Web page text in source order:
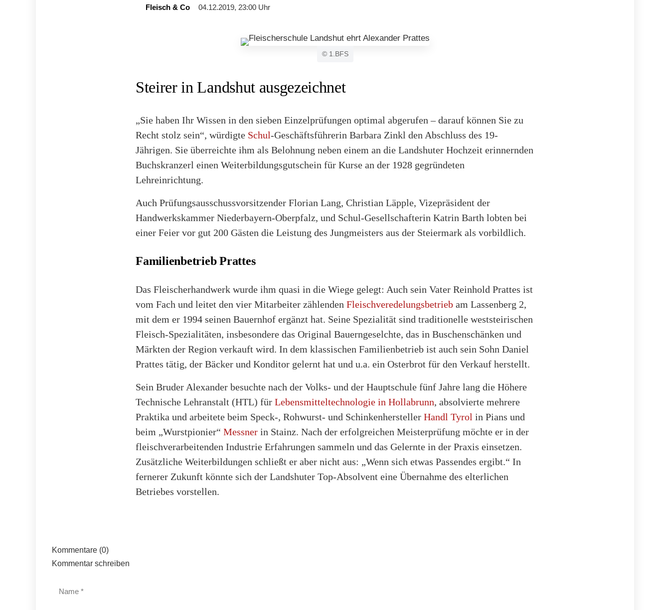
Fleisch & Co 04.12.2019, 23:00 Uhr
© 1.BFS
Steirer in Landshut ausgezeichnet
„Sie haben Ihr Wissen in den sieben Einzelprüfungen optimal abgerufen – darauf können Sie zu
Recht stolz sein“, würdigte Schul-Geschäftsführerin Barbara Zinkl den Abschluss des 19-
Jährigen. Sie überreichte ihm als Belohnung neben einem an die Landshuter Hochzeit erinnernden
Buchskranzerl einen Weiterbildungsgutschein für Kurse an der 1928 gegründeten
Lehreinrichtung.
Auch Prüfungsausschussvorsitzender Florian Lang, Christian Läpple, Vizepräsident der
Handwerkskammer Niederbayern-Oberpfalz, und Schul-Gesellschafterin Katrin Barth lobten bei
einer Feier vor gut 200 Gästen die Leistung des Jungmeisters aus der Steiermark als vorbildlich.
Familienbetrieb Prattes
Das Fleischerhandwerk wurde ihm quasi in die Wiege gelegt: Auch sein Vater Reinhold Prattes ist
vom Fach und leitet den vier Mitarbeiter zählenden Fleischveredelungsbetrieb am Lassenberg 2,
mit dem er 1994 seinen Bauernhof ergänzt hat. Seine Spezialität sind traditionelle weststeirischen
Fleisch-Spezialitäten, insbesondere das Original Bauerngeselchte, das in Buschenschänken und
Märkten der Region verkauft wird. In dem klassischen Familienbetrieb ist auch sein Sohn Daniel
Prattes tätig, der Bäcker und Konditor gelernt hat und u.a. ein Osterbrot für den Verkauf herstellt.
Sein Bruder Alexander besuchte nach der Volks- und der Hauptschule fünf Jahre lang die Höhere
Technische Lehranstalt (HTL) für Lebensmitteltechnologie in Hollabrunn, absolvierte mehrere
Praktika und arbeitete beim Speck-, Rohwurst- und Schinkenhersteller Handl Tyrol in Pians und
beim „Wurstpionier“ Messner in Stainz. Nach der erfolgreichen Meisterprüfung möchte er in der
fleischverarbeitenden Industrie Erfahrungen sammeln und das Gelernte in der Praxis einsetzen.
Zusätzliche Weiterbildungen schließt er aber nicht aus: „Wenn sich etwas Passendes ergibt.“ In
fernerer Zukunft könnte sich der Landshuter Top-Absolvent eine Übernahme des elterlichen
Betriebes vorstellen.
Kommentare (0)
Kommentar schreiben